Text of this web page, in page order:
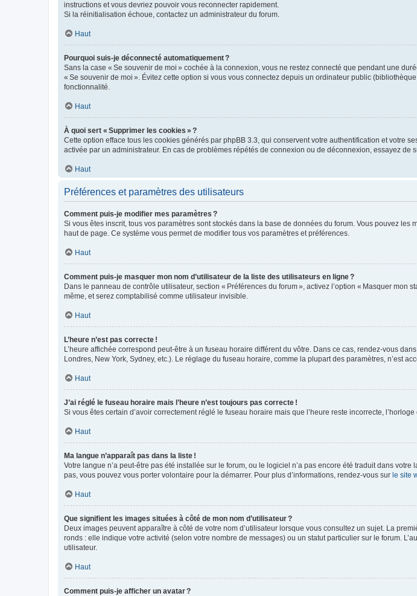
instructions et vous devriez pouvoir vous reconnecter rapidement.
Si la réinitialisation échoue, contactez un administrateur du forum.
Haut
Pourquoi suis-je déconnecté automatiquement ?
Sans la case « Se souvenir de moi » cochée à la connexion, vous ne restez connecté que pendant une
« Se souvenir de moi ». Évitez cette option si vous vous connectez depuis un ordinateur public
fonctionnalité.
Haut
À quoi sert « Supprimer les cookies » ?
Cette option efface tous les cookies générés par phpBB 3.3, qui conservent votre authentification et votre
activée par un administrateur. En cas de problèmes répétés de connexion ou de déconnexion, essayez de
Haut
Préférences et paramètres des utilisateurs
Comment puis-je modifier mes paramètres ?
Si vous êtes inscrit, tous vos paramètres sont stockés dans la base de données du forum. Vous pouvez
haut de page. Ce système vous permet de modifier tous vos paramètres et préférences.
Haut
Comment puis-je masquer mon nom d’utilisateur de la liste des utilisateurs en ligne ?
Dans le panneau de contrôle utilisateur, section « Préférences du forum », activez l’option « Masquer
même, et serez comptabilisé comme utilisateur invisible.
Haut
L’heure n’est pas correcte !
L’heure affichée correspond peut-être à un fuseau horaire différent du vôtre. Dans ce cas, rendez-vous
Londres, New York, Sydney, etc.). Le réglage du fuseau horaire, comme la plupart des paramètres, n’est
Haut
J’ai réglé le fuseau horaire mais l’heure n’est toujours pas correcte !
Si vous êtes certain d’avoir correctement réglé le fuseau horaire mais que l’heure reste incorrecte,
Haut
Ma langue n’apparaît pas dans la liste !
Votre langue n’a peut-être pas été installée sur le forum, ou le logiciel n’a pas encore été traduit dans
pas, vous pouvez vous porter volontaire pour la démarrer. Pour plus d’informations, rendez-vous sur le site
Haut
Que signifient les images situées à côté de mon nom d’utilisateur ?
Deux images peuvent apparaître à côté de votre nom d’utilisateur lorsque vous consultez un sujet. La
ronds : elle indique votre activité (selon votre nombre de messages) ou un statut particulier sur le forum.
utilisateur.
Haut
Comment puis-je afficher un avatar ?